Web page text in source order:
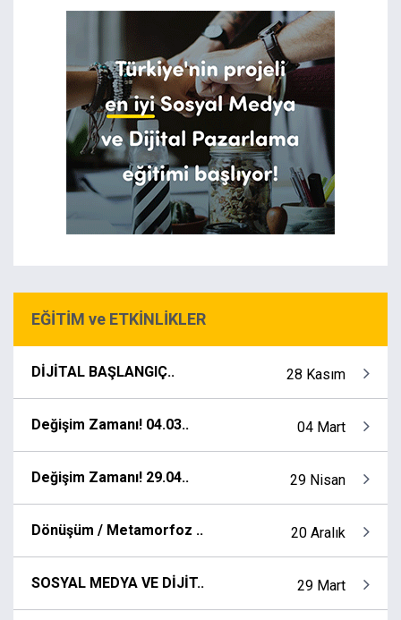
EĞİTİM ve ETKİNLİKLER
DİJİTAL BAŞLANGIÇ.. 28 Kasım
Değişim Zamanı! 04.03.. 04 Mart
Değişim Zamanı! 29.04.. 29 Nisan
Dönüşüm / Metamorfoz .. 20 Aralık
SOSYAL MEDYA VE DİJİT.. 29 Mart